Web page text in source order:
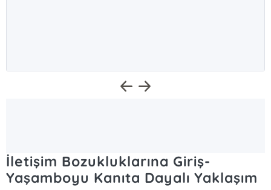
İletişim Bozukluklarına Giriş-
Yaşamboyu Kanıta Dayalı Yaklaşım